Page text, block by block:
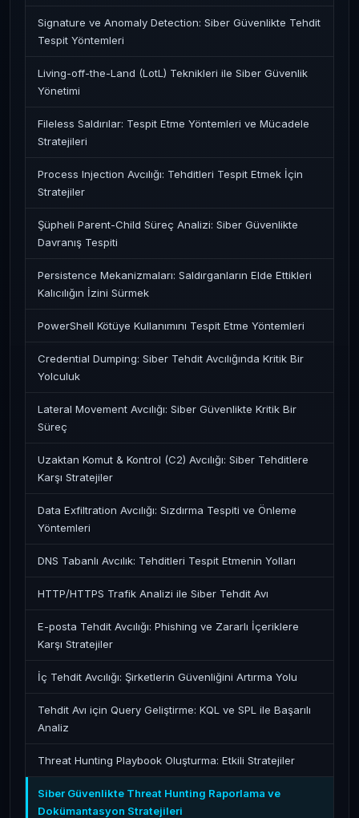
Signature ve Anomaly Detection: Siber Güvenlikte Tehdit
Tespit Yöntemleri
Living-off-the-Land (LotL) Teknikleri ile Siber Güvenlik
Yönetimi
Fileless Saldırılar: Tespit Etme Yöntemleri ve Mücadele
Stratejileri
Process Injection Avcılığı: Tehditleri Tespit Etmek İçin
Stratejiler
Şüpheli Parent-Child Süreç Analizi: Siber Güvenlikte
Davranış Tespiti
Persistence Mekanizmaları: Saldırganların Elde Ettikleri
Kalıcılığın İzini Sürmek
PowerShell Kötüye Kullanımını Tespit Etme Yöntemleri
Credential Dumping: Siber Tehdit Avcılığında Kritik Bir
Yolculuk
Lateral Movement Avcılığı: Siber Güvenlikte Kritik Bir
Süreç
Uzaktan Komut & Kontrol (C2) Avcılığı: Siber Tehditlere
Karşı Stratejiler
Data Exfiltration Avcılığı: Sızdırma Tespiti ve Önleme
Yöntemleri
DNS Tabanlı Avcılık: Tehditleri Tespit Etmenin Yolları
HTTP/HTTPS Trafik Analizi ile Siber Tehdit Avı
E-posta Tehdit Avcılığı: Phishing ve Zararlı İçeriklere
Karşı Stratejiler
İç Tehdit Avcılığı: Şirketlerin Güvenliğini Artırma Yolu
Tehdit Avı için Query Geliştirme: KQL ve SPL ile Başarılı
Analiz
Threat Hunting Playbook Oluşturma: Etkili Stratejiler
Siber Güvenlikte Threat Hunting Raporlama ve
Dokümantasyon Stratejileri